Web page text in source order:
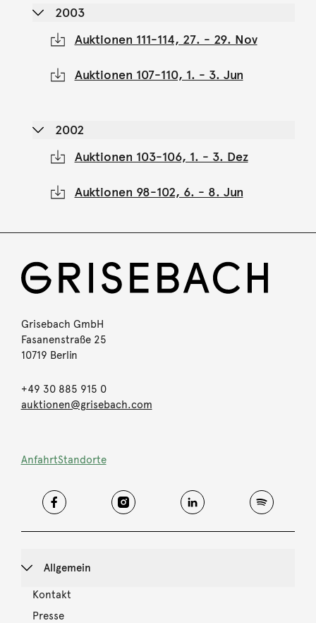
2003
Auktionen 111-114, 27. - 29. Nov
Auktionen 107-110, 1. - 3. Jun
2002
Auktionen 103-106, 1. - 3. Dez
Auktionen 98-102, 6. - 8. Jun
Grisebach GmbH
Fasanenstraße 25
10719 Berlin
+49 30 885 915 0
auktionen@grisebach.com
AnfahrtStandorte
Allgemein
Kontakt
Presse